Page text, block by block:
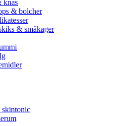
knas
& bolcher
& småkager
skintonic